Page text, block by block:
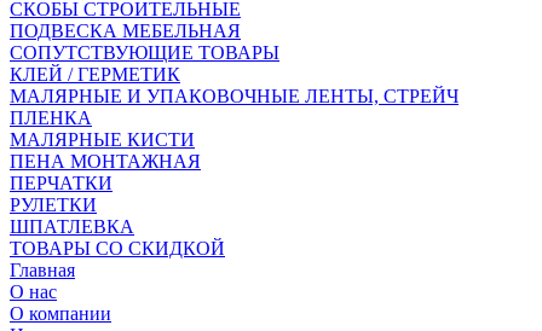
СКОБЫ СТРОИТЕЛЬНЫЕ
ПОДВЕСКА МЕБЕЛЬНАЯ
СОПУТСТВУЮЩИЕ ТОВАРЫ
КЛЕЙ / ГЕРМЕТИК
МАЛЯРНЫЕ И УПАКОВОЧНЫЕ ЛЕНТЫ, СТРЕЙЧ
ПЛЕНКА
МАЛЯРНЫЕ КИСТИ
ПЕНА МОНТАЖНАЯ
ПЕРЧАТКИ
РУЛЕТКИ
ШПАТЛЕВКА
ТОВАРЫ СО СКИДКОЙ
Главная
О нас
О компании